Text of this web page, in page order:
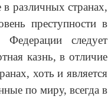
различных странах,
преступности в
следует
казнь, в отличие
хоть и является
по миру, всегда в